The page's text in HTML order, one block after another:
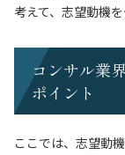
考えて、志望動機
コンサル業
ポイント
ここでは、志望動